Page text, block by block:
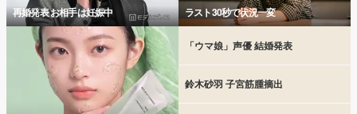
再婚発表 お相手は妊娠中 ラスト30秒で状況一変
「ウマ娘」声優 結婚発表
鈴木砂羽 子宮筋腫摘出